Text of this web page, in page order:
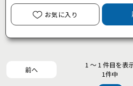
お気に入り
前へ
1 ～ 1 件目を表
1件中